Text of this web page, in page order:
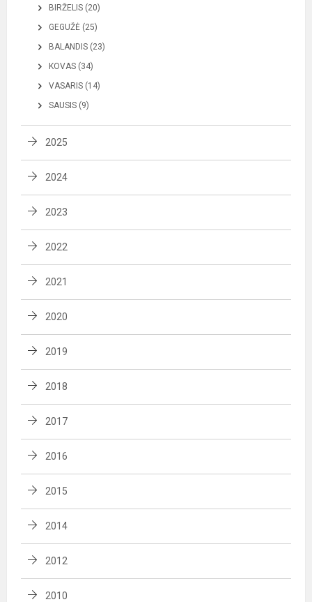
BIRŽELIS (20)
GEGUŽĖ (25)
BALANDIS (23)
KOVAS (34)
VASARIS (14)
SAUSIS (9)
2025
2024
2023
2022
2021
2020
2019
2018
2017
2016
2015
2014
2012
2010